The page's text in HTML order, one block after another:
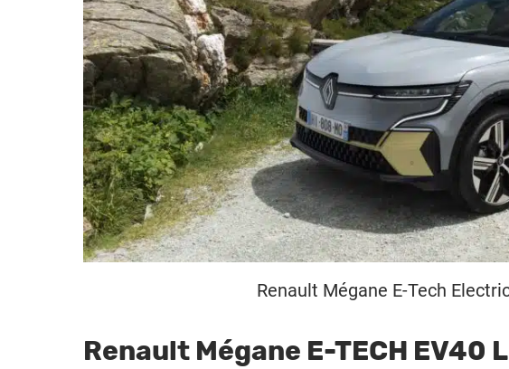
Renault Mégane E-Tech
Renault Mégane E-TECH